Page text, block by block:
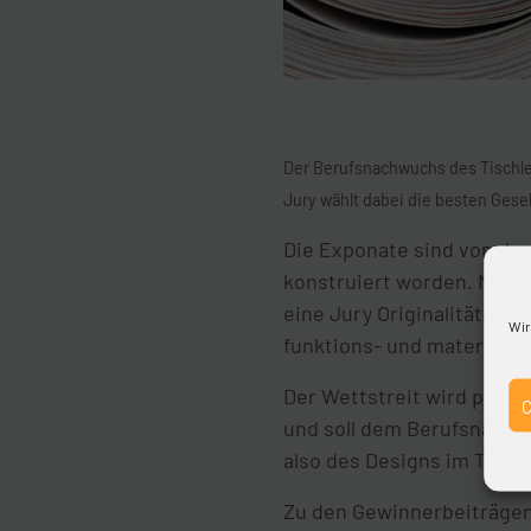
Der Berufsnachwuchs des
Jury wählt dabei die besten
Die Exponate sind von
konstruiert worden.
eine Jury Originalität,
funktions- und
Der Wettstreit wird
und soll dem
also des Designs im
Zu den